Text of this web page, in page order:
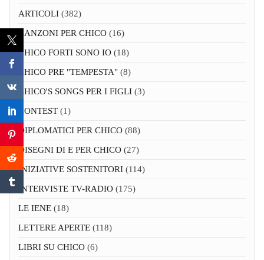
ARTICOLI (382)
CANZONI PER CHICO (16)
CHICO FORTI SONO IO (18)
CHICO PRE "TEMPESTA" (8)
CHICO'S SONGS PER I FIGLI (3)
CONTEST (1)
DIPLOMATICI PER CHICO (88)
DISEGNI DI E PER CHICO (27)
INIZIATIVE SOSTENITORI (114)
INTERVISTE TV-RADIO (175)
LE IENE (18)
LETTERE APERTE (118)
LIBRI SU CHICO (6)